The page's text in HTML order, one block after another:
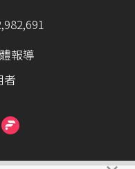
報導
者